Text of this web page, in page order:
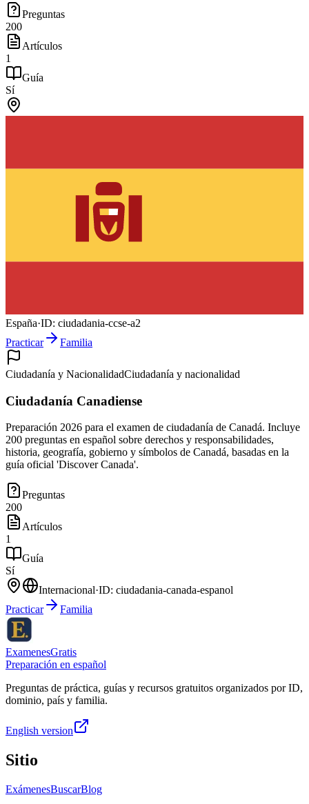
Preguntas
200
Artículos
1
Guía
Sí
España·ID: ciudadania-ccse-a2
Practicar
Familia
Ciudadanía y NacionalidadCiudadanía y nacionalidad
Ciudadanía Canadiense
Preparación 2026 para el examen de ciudadanía de Canadá. Incluye
200 preguntas en español sobre derechos y responsabilidades,
historia, geografía, gobierno y símbolos de Canadá, basadas en la
guía oficial 'Discover Canada'.
Preguntas
200
Artículos
1
Guía
Sí
Internacional·ID: ciudadania-canada-espanol
Practicar
Familia
ExamenesGratis
Preparación en español
Preguntas de práctica, guías y recursos gratuitos organizados por ID,
dominio, país y familia.
English version
Sitio
ExámenesBuscarBlog